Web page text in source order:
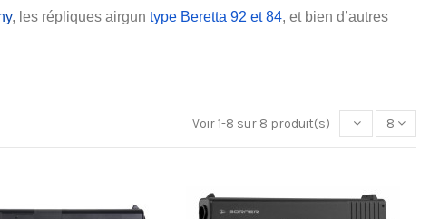
, les répliques airgun type Beretta 92 et 84
Voir 1-8 sur 8 produit(s) 8